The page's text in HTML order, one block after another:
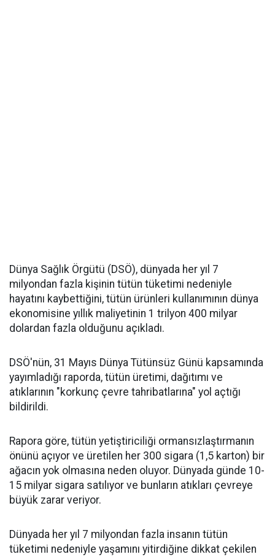
Dünya Sağlık Örgütü (DSÖ), dünyada her yıl 7
milyondan fazla kişinin tütün tüketimi nedeniyle
hayatını kaybettiğini, tütün ürünleri kullanımının dünya
ekonomisine yıllık maliyetinin 1 trilyon 400 milyar
dolardan fazla olduğunu açıkladı.
DSÖ'nün, 31 Mayıs Dünya Tütünsüz Günü kapsamında
yayımladığı raporda, tütün üretimi, dağıtımı ve
atıklarının "korkunç çevre tahribatlarına" yol açtığı
bildirildi.
Rapora göre, tütün yetiştiriciliği ormansızlaştırmanın
önünü açıyor ve üretilen her 300 sigara (1,5 karton) bir
ağacın yok olmasına neden oluyor. Dünyada günde 10-
15 milyar sigara satılıyor ve bunların atıkları çevreye
büyük zarar veriyor.
Dünyada her yıl 7 milyondan fazla insanın tütün
tüketimi nedeniyle yaşamını yitirdiğine dikkat çekilen